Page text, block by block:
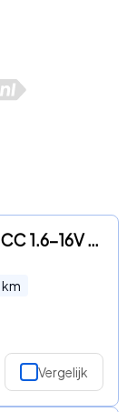
Peugeot 206 - CC 1.6-16V Elektrisch dak
km
Vergelijk